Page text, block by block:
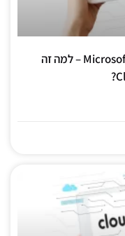
מעבר מ-Google Workspace ל-Microsoft 365 – למה זה